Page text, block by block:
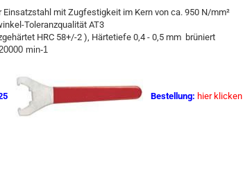
Einsatzstahl mit Zugfestigkeit im Kern von ca. 950 N/mm²
Toleranzqualität AT3
HRC 58+/-2 ), Härtetiefe 0,4 - 0,5 mm brüniert
min-1
Bestellung: hier klicken